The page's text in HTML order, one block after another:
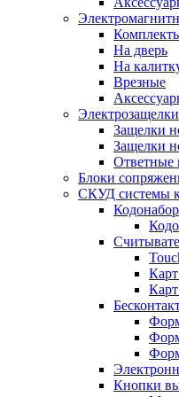
На дверь
На
Врезные
Защелки
Защелки
Ответные
Блоки
СКУД системы
Кнопки